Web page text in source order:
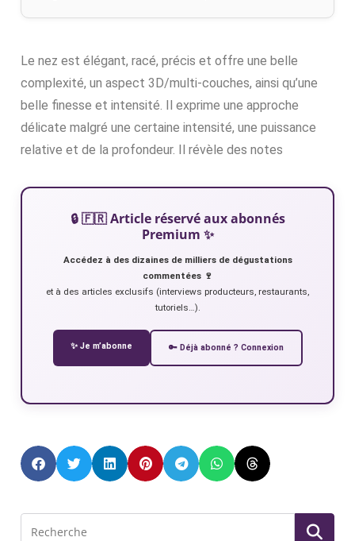
Le nez est élégant, racé, précis et offre une belle
complexité, un aspect 3D/multi-couches, ainsi qu’une
belle finesse et intensité. Il exprime une approche
délicate malgré une certaine intensité, une puissance
relative et de la profondeur. Il révèle des notes
🔒 🇫🇷 Article réservé aux abonnés
Premium ✨
Accédez à des dizaines de milliers de dégustations
commentées 🍷
et à des articles exclusifs (interviews producteurs, restaurants,
tutoriels…).
✨ Je m’abonne 🔑 Déjà abonné ? Connexion